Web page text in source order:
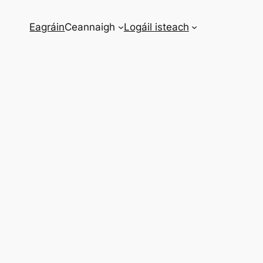
EagráinCeannaigh Logáil isteach